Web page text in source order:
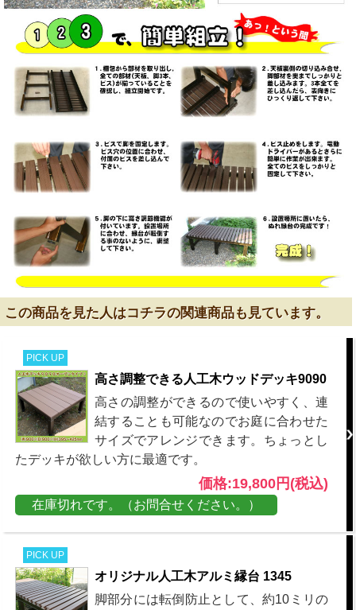
この商品を見た人はコチラの関連商品も見ています。
PICK UP
高さ調整できる人工木ウッドデッキ9090
高さの調整ができるので使いやすく、連
結することも可能なのでお庭に合わせた
サイズでアレンジできます。ちょっとし
たデッキが欲しい方に最適です。
価格:19,800円(税込)
在庫切れです。（お問合せください。）
PICK UP
オリジナル人工木アルミ縁台 1345
脚部分には転倒防止として、約10ミリの